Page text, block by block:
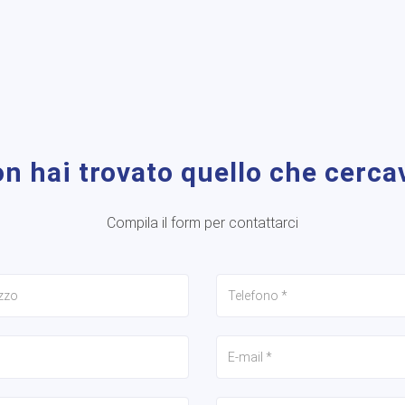
hai trovato quello che
Compila il form per contattarci